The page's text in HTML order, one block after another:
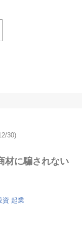
30)
材に騙されない
資 起業